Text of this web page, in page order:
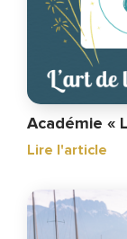
Académie «
Lire l'article